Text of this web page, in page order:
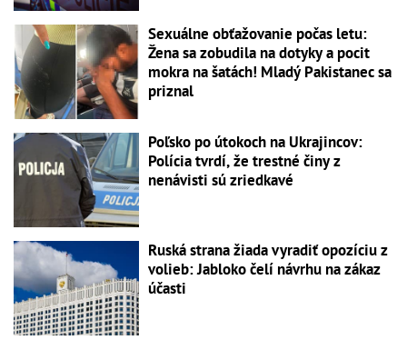
Sexuálne obťažovanie počas letu:
Žena sa zobudila na dotyky a pocit
mokra na šatách! Mladý Pakistanec sa
priznal
Poľsko po útokoch na Ukrajincov:
Polícia tvrdí, že trestné činy z
nenávisti sú zriedkavé
Ruská strana žiada vyradiť opozíciu z
volieb: Jabloko čelí návrhu na zákaz
účasti